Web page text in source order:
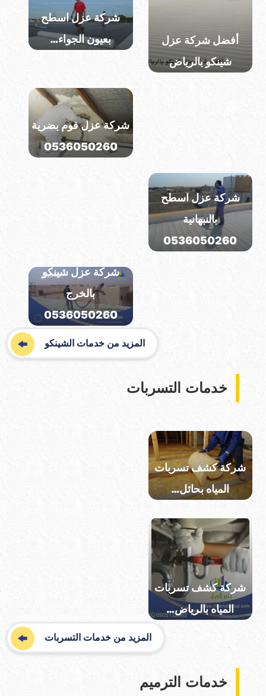
أفضل شركة عزل
شينكو بالرياض
شركة عزل اسطح
بعيون الجواء…
شركة عزل اسطح
شركة عزل فوم بضرية
0536050260
شركة عزل اسطح
بالنبهانية
0536050260
شركة عزل اسطح
بالقصيم
شركة عزل شينكو
بالخرج
0536050260
المزيد من خدمات الشينكو
خدمات التسربات
شركة كشف تسربات
المياه بحائل…
شركة كشف تسربات
المياه بالرياض…
المزيد من خدمات التسربات
خدمات الترميم